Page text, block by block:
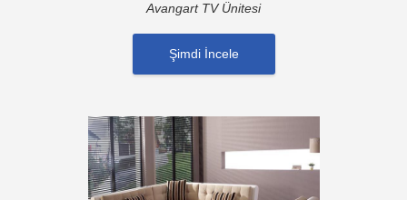
Avangart TV Ünitesi
Şimdi İncele